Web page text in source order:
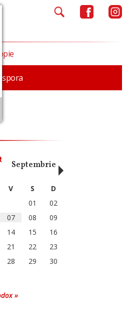
Septembrie Octombrie
V S
D
01
02
07 08
09
14 15
16
21 22
23
28 29
30
»